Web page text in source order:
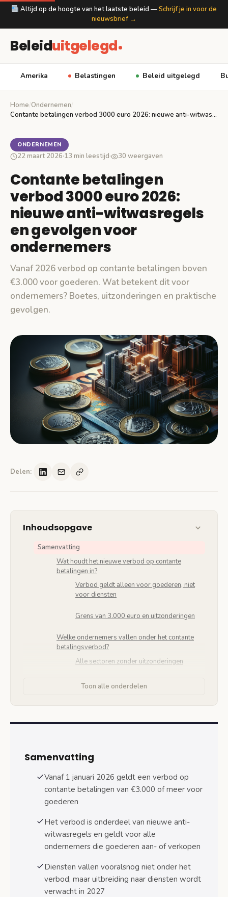
Altijd op de hoogte van het laatste beleid —Schrijf je in voor de
nieuwsbrief →
Beleiduitgelegd
Amerika Belastingen Beleid uitgelegd
Home Ondernemen
Contante betalingen verbod 3000 euro 2026: nieuwe anti-witwasregels…
ONDERNEMEN
22 maart 2026·13 min leestijd· 30 weergaven
Contante betalingen
verbod 3000 euro 2026:
nieuwe anti-witwasregels
en gevolgen voor
ondernemers
Vanaf 2026 verbod op contante betalingen boven
€3.000 voor goederen. Wat betekent dit voor
ondernemers? Boetes, uitzonderingen en praktische
gevolgen.
Delen:
Inhoudsopgave
Samenvatting
Wat houdt het nieuwe verbod op contante
betalingen in?
Verbod geldt alleen voor goederen, niet
voor diensten
Grens van 3.000 euro en uitzonderingen
Welke ondernemers vallen onder het contante
betalingsverbod?
Alle sectoren zonder uitzonderingen
Vervallen Wwft-verplichtingen per 2026
acceptatieplicht
Europese regelgeving voor diensten
Praktische gevolgen voor verschillende
sectoren
Kunst- en antiekhandel
Toon alle onderdelen
Samenvatting
Vanaf 1 januari 2026 geldt een verbod op
contante betalingen van €3.000 of meer voor
goederen
Het verbod is onderdeel van nieuwe anti-
witwasregels en geldt voor alle
ondernemers die goederen aan- of verkopen
Diensten vallen vooralsnog niet onder het
verbod, maar uitbreiding naar diensten wordt
verwacht in 2027